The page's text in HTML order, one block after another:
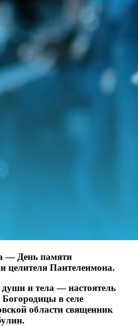
— День памяти
целителя Пантелеимона.
души и тела — настоятель
в селе
области священник